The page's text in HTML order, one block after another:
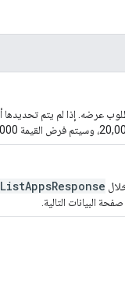
ListAppsResponse
البيانات التالية.